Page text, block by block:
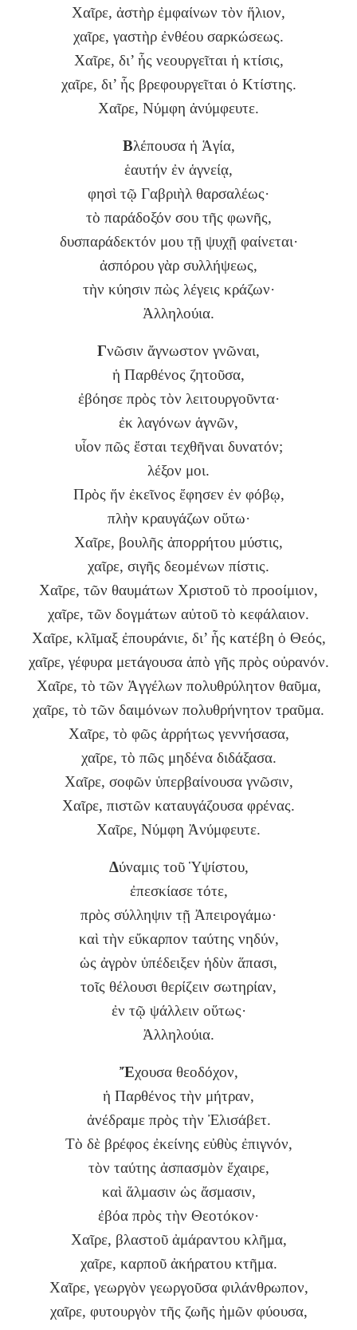
Χαῖρε, ἀστὴρ ἐμφαίνων τὸν ἥλιον,
χαῖρε, γαστὴρ ἐνθέου σαρκώσεως.
Χαῖρε, δι’ ἧς νεουργεῖται ἡ κτίσις,
χαῖρε, δι’ ἧς βρεφουργεῖται ὁ Κτίστης.
Χαῖρε, Νύμφη ἀνύμφευτε.
Βλέπουσα ἡ Ἁγία,
ἑαυτήν ἐν ἁγνείᾳ,
φησὶ τῷ Γαβριὴλ θαρσαλέως·
τὸ παράδοξόν σου τῆς φωνῆς,
δυσπαράδεκτόν μου τῇ ψυχῇ φαίνεται·
ἀσπόρου γὰρ συλλήψεως,
τὴν κύησιν πὼς λέγεις κράζων·
Ἀλληλούια.
Γνῶσιν ἄγνωστον γνῶναι,
ἡ Παρθένος ζητοῦσα,
ἐβόησε πρὸς τὸν λειτουργοῦντα·
ἐκ λαγόνων ἁγνῶν,
υἷον πῶς ἔσται τεχθῆναι δυνατόν;
λέξον μοι.
Πρὸς ἥν ἐκεῖνος ἔφησεν ἐν φόβῳ,
πλὴν κραυγάζων οὕτω·
Χαῖρε, βουλῆς ἀπορρήτου μύστις,
χαῖρε, σιγῆς δεομένων πίστις.
Χαῖρε, τῶν θαυμάτων Χριστοῦ τὸ προοίμιον,
χαῖρε, τῶν δογμάτων αὐτοῦ τὸ κεφάλαιον.
Χαῖρε, κλῖμαξ ἐπουράνιε, δι’ ἧς κατέβη ὁ Θεός,
χαῖρε, γέφυρα μετάγουσα ἀπὸ γῆς πρὸς οὐρανόν.
Χαῖρε, τὸ τῶν Ἀγγέλων πολυθρύλητον θαῦμα,
χαῖρε, τὸ τῶν δαιμόνων πολυθρήνητον τραῦμα.
Χαῖρε, τὸ φῶς ἀρρήτως γεννήσασα,
χαῖρε, τὸ πῶς μηδένα διδάξασα.
Χαῖρε, σοφῶν ὑπερβαίνουσα γνῶσιν,
Χαῖρε, πιστῶν καταυγάζουσα φρένας.
Χαῖρε, Νύμφη Ἀνύμφευτε.
Δύναμις τοῦ Ὑψίστου,
ἐπεσκίασε τότε,
πρὸς σύλληψιν τῇ Ἀπειρογάμω·
καὶ τὴν εὔκαρπον ταύτης νηδύν,
ὡς ἀγρὸν ὑπέδειξεν ἡδὺν ἅπασι,
τοῖς θέλουσι θερίζειν σωτηρίαν,
ἐν τῷ ψάλλειν οὕτως·
Ἀλληλούια.
Ἔχουσα θεοδόχον,
ἡ Παρθένος τὴν μήτραν,
ἀνέδραμε πρὸς τὴν Ἐλισάβετ.
Τὸ δὲ βρέφος ἐκείνης εὐθὺς ἐπιγνόν,
τὸν ταύτης ἀσπασμὸν ἔχαιρε,
καὶ ἅλμασιν ὡς ἄσμασιν,
ἐβόα πρὸς τὴν Θεοτόκον·
Χαῖρε, βλαστοῦ ἀμάραντου κλῆμα,
χαῖρε, καρποῦ ἀκήρατου κτῆμα.
Χαῖρε, γεωργὸν γεωργοῦσα φιλάνθρωπον,
χαῖρε, φυτουργὸν τῆς ζωῆς ἠμῶν φύουσα,